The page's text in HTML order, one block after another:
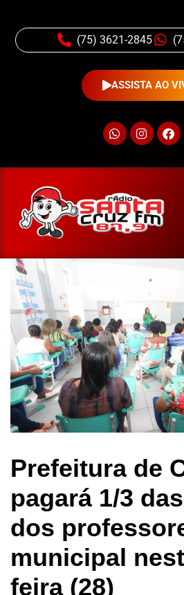
(75) 3621-2845
ASSISTA AO
Prefeitura de
pagará 1/3
dos
municipal
feira (28)